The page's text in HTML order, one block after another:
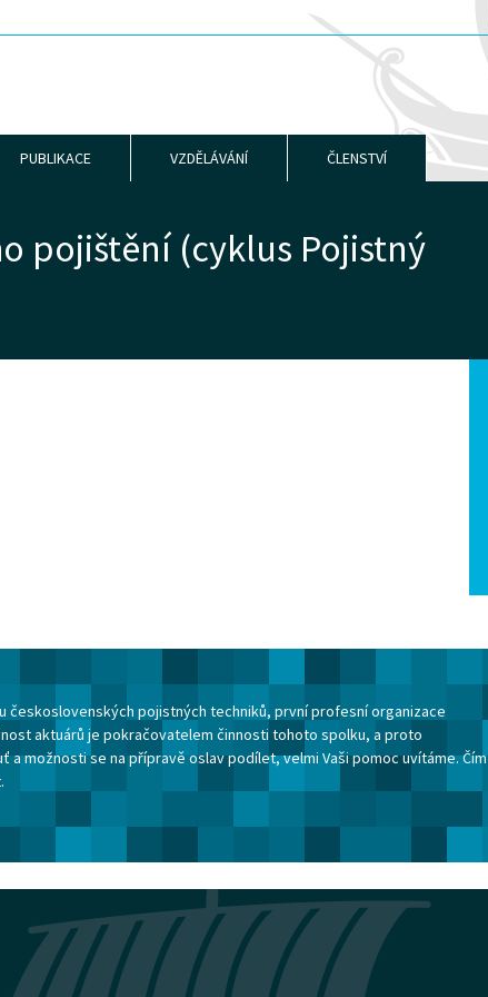
PUBLIKACE VZDĚLÁVÁNÍ ČLENSTVÍ
pojištění (cyklus Pojistný
československých pojistných techniků, první profesní organizace
aktuárů je pokračovatelem činnosti tohoto spolku, a proto
a možnosti se na přípravě oslav podílet, velmi Vaši pomoc uvítáme. Čím